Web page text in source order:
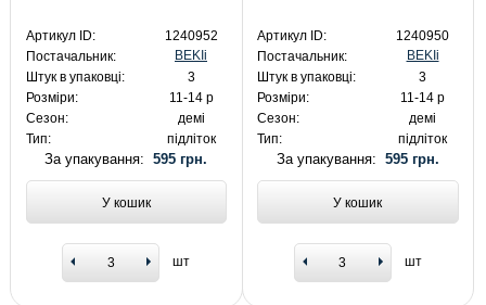
Артикул ID:
1240952
Постачальник:
BEKIi
Штук в упаковці:
3
Розміри:
11-14 р
Сезон:
демі
Тип:
підліток
За упакування:595 грн.
У кошик
шт
Артикул ID:
1240950
Постачальник:
BEKIi
Штук в упаковці:
3
Розміри:
11-14 р
Сезон:
демі
Тип:
підліток
За упакування: 595 грн.
У кошик
шт